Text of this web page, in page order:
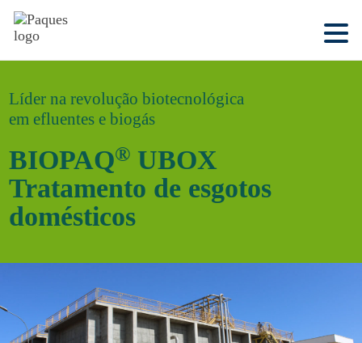
Líder na revolução biotecnológica
em efluentes e biogás
BIOPAQ® UBOX
Tratamento de esgotos
domésticos